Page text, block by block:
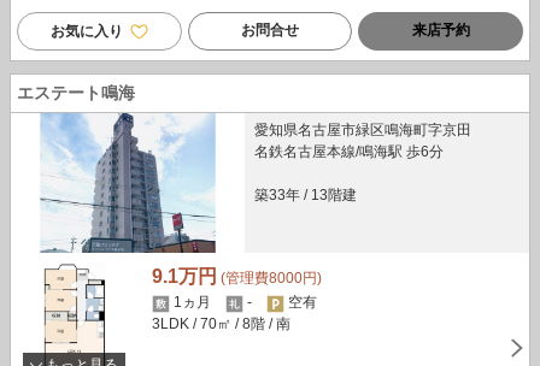
お気に入り お問合せ 来店予約
エステート鳴海
愛知県名古屋市緑区鳴海町字京田
名鉄名古屋本線/鳴海駅 歩6分
築33年 / 13階建
9.1万円 (管理費8000円)
1ヵ月
-
空有
3LDK / 70㎡ / 8階 / 南